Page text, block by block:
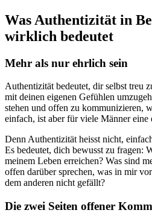
Was Authentizität in
wirklich bedeutet
Mehr als nur ehrlich sein
Authentizität bedeutet, dir selbst treu
mit deinen eigenen Gefühlen
stehen und offen zu kommunizieren,
einfach, ist aber für viele Männer eine
Denn Authentizität heisst nicht,
Es bedeutet, dich bewusst zu fragen:
meinem Leben erreichen? Was sind
offen darüber sprechen, was in mir
dem anderen nicht gefällt?
Die zwei Seiten offener